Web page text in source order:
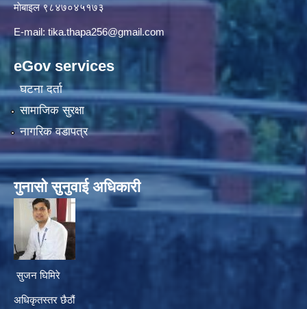
माे‍बाइल ९८४७०४५१७३
E-mail: tika.thapa256@gmail.com
eGov services
घटना दर्ता
सामाजिक सुरक्षा
नागरिक वडापत्र
गुनासाे सुनुवाई अधिकारी
सुजन घिमिरे
अधिकृतस्तर छैठौं‌